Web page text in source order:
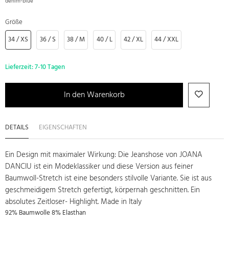
Größe
34 / XS
36 / S 38 / M 40 / L 42 / XL 44 / XXL
Lieferzeit:7-10 Tagen
In den Warenkorb
DETAILS EIGENSCHAFTEN
Ein Design mit maximaler Wirkung: Die Jeanshose von JOANA
DANCIU ist ein Modeklassiker und diese Version aus feiner
Baumwoll-Stretch ist eine besonders stilvolle Variante. Sie ist aus
geschmeidigem Stretch gefertigt, körpernah geschnitten. Ein
absolutes Zeitloser- Highlight. Made in Italy
92% Baumwolle 8% Elasthan